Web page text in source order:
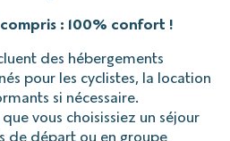
: 100% confort !
des hébergements
pour les cyclistes, la location
si nécessaire.
que vous choisissiez un séjour
de départ ou en groupe